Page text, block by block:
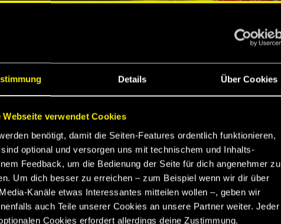
Details Über Cookies
Webseite verwendet Cookies
benötigt, damit die Seiten-Features ordentlich funktionieren,
optional und versorgen uns mit technischem und Inhalts-
Feedback, um die Bedienung der Seite für dich angenehmer zu
Um dich besser zu erreichen – zum Beispiel wenn wir dir über
Kanäle etwas Interessantes mitteilen wollen –, geben wir
auch Teile unserer Cookies an unsere Partner weiter. Jeder
Cookies erfordert allerdings deine Zustimmung.